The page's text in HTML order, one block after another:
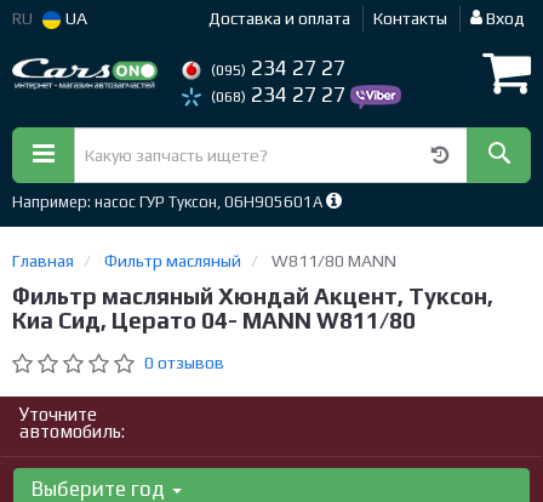
RU UA Доставка и оплата Контакты Вход
(095) 234 27 27
(068) 234 27 27
Например: насос ГУР Туксон, 06H905601A
Главная Фильтр масляный W811/80 MANN
Фильтр масляный Хюндай Акцент, Туксон,
Киа Сид, Церато 04- MANN W811/80
0 отзывов
Уточните
автомобиль:
Выберите год